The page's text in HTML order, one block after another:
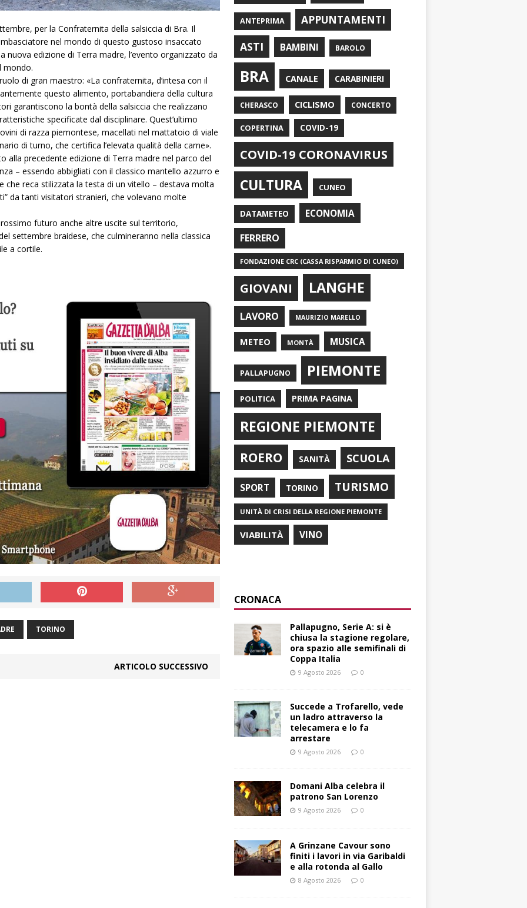
per la Confraternita della salsiccia di Bra. Il
nel mondo di questo gustoso insaccato
edizione di Terra madre, l’evento organizzato da
mondo.
di gran maestro: «La confraternita, d’intesa con il
questo alimento, portabandiera della cultura
garantiscono la bontà della salsiccia che realizzano
specificate dal disciplinare. Quest’ultimo
di razza piemontese, macellati nel mattatoio di viale
di turno, che certifica l’elevata qualità della carne».
alla precedente edizione di Terra madre nel parco del
– essendo abbigliati con il classico mantello azzurro e
che reca stilizzata la testa di un vitello – destava molta
da tanti visitatori stranieri, che volevano molte
futuro anche altre uscite sul territorio,
settembre braidese, che culmineranno nella classica
a cortile.
TORINO
ARTICOLO SUCCESSIVO
ANTEPRIMA
APPUNTAMENTI
ASTI
BAMBINI BAROLO
BRA CANALE CARABINIERI
CHERASCO CICLISMO CONCERTO
COPERTINA COVID-19
COVID-19 CORONAVIRUS
CULTURA CUNEO
DATAMETEO ECONOMIA
FERRERO
FONDAZIONE CRC (CASSA RISPARMIO DI CUNEO)
GIOVANI LANGHE
LAVORO MAURIZIO MARELLO
METEO MONTÀ MUSICA
PALLAPUGNO PIEMONTE
POLITICA PRIMA PAGINA
REGIONE PIEMONTE
ROERO SANITÀ SCUOLA
SPORT TORINO TURISMO
UNITÀ DI CRISI DELLA REGIONE PIEMONTE
VIABILITÀ VINO
CRONACA
Pallapugno, Serie A: si è
chiusa la stagione regolare,
ora spazio alle semifinali di
Coppa Italia
9 Agosto 2026 0
Succede a Trofarello, vede
un ladro attraverso la
telecamera e lo fa
arrestare
9 Agosto 2026 0
Domani Alba celebra il
patrono San Lorenzo
9 Agosto 2026 0
A Grinzane Cavour sono
finiti i lavori in via Garibaldi
e alla rotonda al Gallo
8 Agosto 2026 0